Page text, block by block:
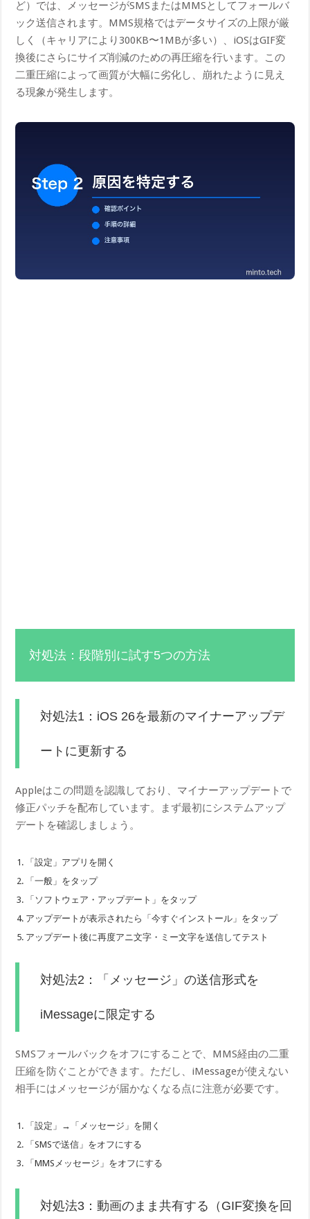
ど）では、メッセージがSMSまたはMMSとしてフォールバ
ック送信されます。MMS規格ではデータサイズの上限が厳
しく（キャリアにより300KB〜1MBが多い）、iOSはGIF変
換後にさらにサイズ削減のための再圧縮を行います。この
二重圧縮によって画質が大幅に劣化し、崩れたように見え
る現象が発生します。
対処法：段階別に試す5つの方法
対処法1：iOS 26を最新のマイナーアップデ
ートに更新する
Appleはこの問題を認識しており、マイナーアップデートで
修正パッチを配布しています。まず最初にシステムアップ
デートを確認しましょう。
「設定」アプリを開く
「一般」をタップ
「ソフトウェア・アップデート」をタップ
アップデートが表示されたら「今すぐインストール」をタップ
アップデート後に再度アニ文字・ミー文字を送信してテスト
対処法2：「メッセージ」の送信形式を
iMessageに限定する
SMSフォールバックをオフにすることで、MMS経由の二重
圧縮を防ぐことができます。ただし、iMessageが使えない
相手にはメッセージが届かなくなる点に注意が必要です。
「設定」→「メッセージ」を開く
「SMSで送信」をオフにする
「MMSメッセージ」をオフにする
対処法3：動画のまま共有する（GIF変換を回